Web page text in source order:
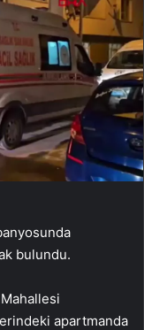
bulundu.
apartmanda